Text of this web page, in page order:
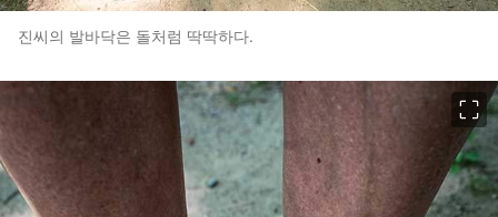
진씨의 발바닥은 돌처럼 딱딱하다.